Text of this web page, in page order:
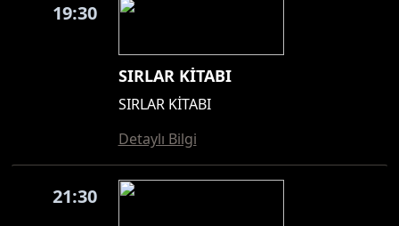
19:30
SIRLAR KİTABI
SIRLAR KİTABI
Detaylı Bilgi
21:30